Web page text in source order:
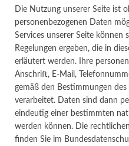
Die Nutzung unserer Seite ist
personenbezogenen Daten
Services unserer Seite können
Regelungen ergeben, die in
erläutert werden. Ihre
Anschrift, E-Mail,
gemäß den Bestimmungen
verarbeitet. Daten sind dann
eindeutig einer bestimmten
werden können. Die
finden Sie im